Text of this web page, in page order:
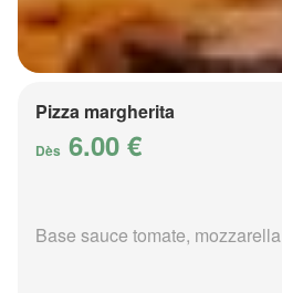
Pizza margherita
Dès 6.00 €
Base sauce tomate, mozzarella